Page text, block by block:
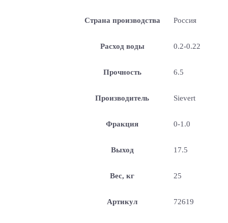
Страна производства Россия
Расход воды 0.2-0.22
Прочность 6.5
Производитель Sievert
Фракция 0-1.0
Выход 17.5
Вес, кг 25
Артикул 72619